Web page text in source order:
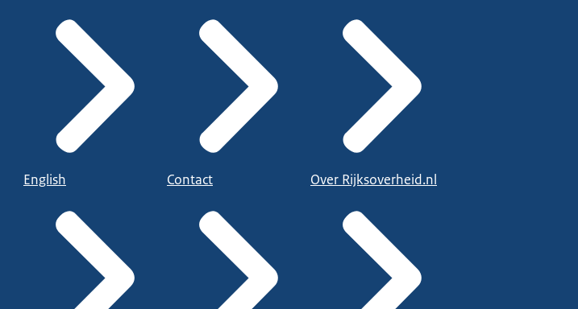
English Contact Over Rijksoverheid.nl